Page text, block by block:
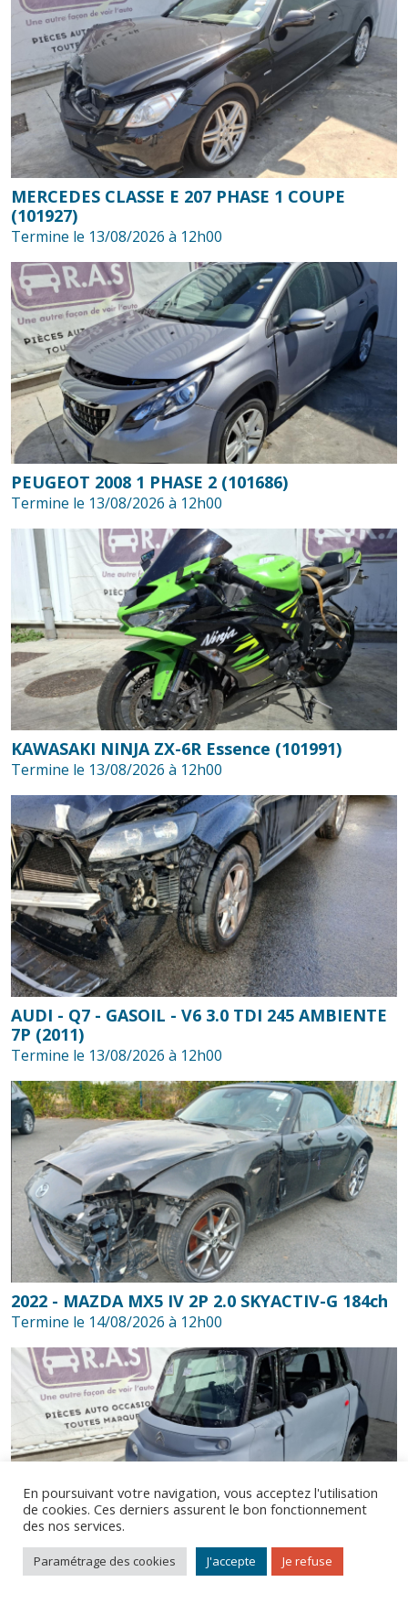
MERCEDES CLASSE E 207 PHASE 1 COUPE
(101927)
Termine le 13/08/2026 à 12h00
PEUGEOT 2008 1 PHASE 2 (101686)
Termine le 13/08/2026 à 12h00
KAWASAKI NINJA ZX-6R Essence (101991)
Termine le 13/08/2026 à 12h00
AUDI - Q7 - GASOIL - V6 3.0 TDI 245 AMBIENTE
7P (2011)
Termine le 13/08/2026 à 12h00
2022 - MAZDA MX5 IV 2P 2.0 SKYACTIV-G 184ch
Termine le 14/08/2026 à 12h00
CITROEN AMI QUADRICYCLE LEGER (100745)
© Bidycar 2026. Tous droits réservés.
Comment ça marche ?
Mentions légales
En poursuivant votre navigation, vous acceptez l'utilisation
de cookies. Ces derniers assurent le bon fonctionnement
des nos services.
Paramétrage des cookies J'accepte Je refuse